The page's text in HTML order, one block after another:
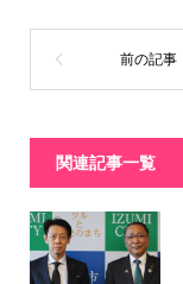
関連記事一覧